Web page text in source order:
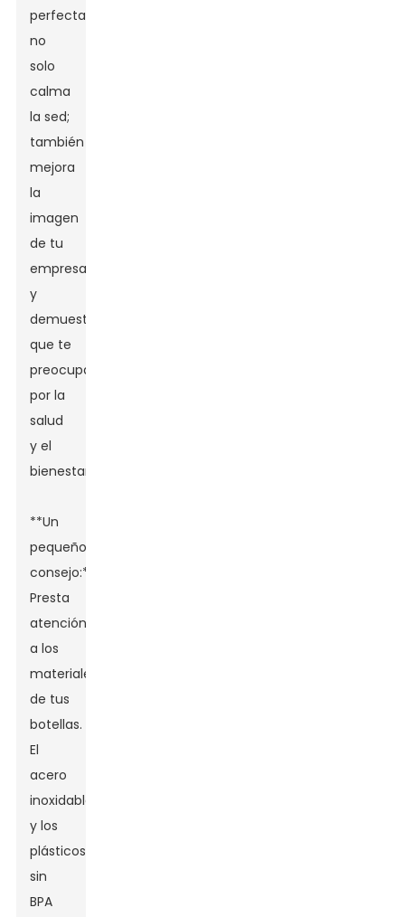
perfecta
no
solo
calma
la sed;
también
mejora
la
imagen
de tu
empresa
y
demuestra
que te
preocupas
por la
salud
y el
bienestar.
**Un
pequeño
consejo:**
Presta
atención
a los
materiales
de tus
botellas.
El
acero
inoxidable
y los
plásticos
sin
BPA